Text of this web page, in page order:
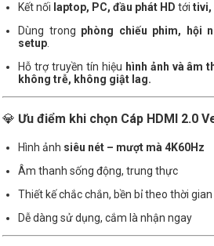
Kết nối laptop, PC, đầu phát HD tới tivi,
Dùng trong phòng chiếu phim, hội
setup.
Hỗ trợ truyền tín hiệu hình ảnh và âm
không trễ, không giật lag.
💎 Ưu điểm khi chọn Cáp HDMI 2.0
Hình ảnh siêu nét – mượt mà 4K60Hz
Âm thanh sống động, trung thực
Thiết kế chắc chắn, bền bỉ theo thời gian
Dễ dàng sử dụng, cắm là nhận ngay